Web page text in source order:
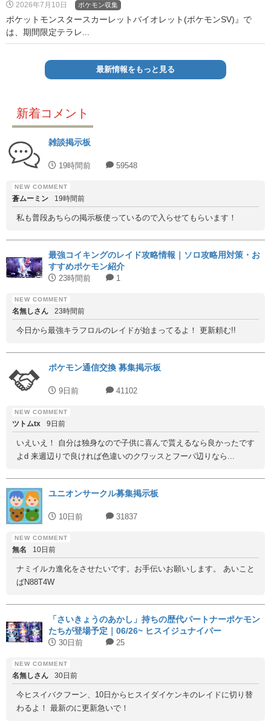
2026年7月10日 ポケモン収集
ポケットモンスタースカーレットバイオレット(ポケモンSV)』で
は、期間限定テラレ...
最新情報をもっと見る
新着コメント
雑談掲示板
19時間前 59548
蒼ムーミン 19時間前
私も普段あちらの掲示板使っているので入らせてもらいます！
最強コイキングのレイド攻略情報｜ソロ攻略用対策・お
すすめポケモン紹介
23時間前 1
名無しさん 23時間前
今日から最強キラフロルのレイドが始まってるよ！ 更新頼む!!
ポケモン通信交換 募集掲示板
9日前 41102
ツトムtx 9日前
いえいえ！ 自分は独身なので子供に喜んで貰えるなら良かったです
よd 来週辺りで良ければ色違いのクワッスとフーパ辺りなら...
ユニオンサークル募集掲示板
10日前 31837
無名 10日前
ナミイルカ進化をさせたいです。お手伝いお願いします。 あいこと
ばN88T4W
「さいきょうのあかし」持ちの歴代パートナーポケモン
たちが登場予定｜06/26~ ヒスイジュナイパー
30日前 25
名無しさん 30日前
今ヒスイバクフーン、10日からヒスイダイケンキのレイドに切り替
わるよ！ 最新のに更新急いで！